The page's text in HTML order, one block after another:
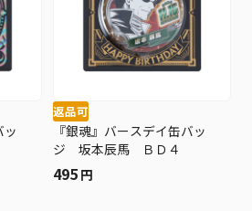
ッ
返品可
『銀魂』バースデイ缶バッ
ジ 坂本辰馬 ＢＤ４
495 円